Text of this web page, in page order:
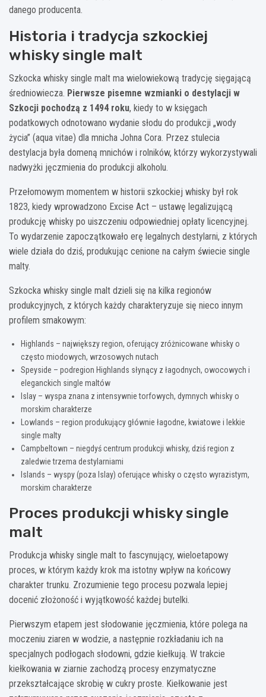
danego producenta.
Historia i tradycja szkockiej
whisky single malt
Szkocka whisky single malt ma wielowiekową tradycję sięgającą
średniowiecza. Pierwsze pisemne wzmianki o destylacji w
Szkocji pochodzą z 1494 roku, kiedy to w księgach
podatkowych odnotowano wydanie słodu do produkcji „wody
życia” (aqua vitae) dla mnicha Johna Cora. Przez stulecia
destylacja była domeną mnichów i rolników, którzy wykorzystywali
nadwyżki jęczmienia do produkcji alkoholu.
Przełomowym momentem w historii szkockiej whisky był rok
1823, kiedy wprowadzono Excise Act – ustawę legalizującą
produkcję whisky po uiszczeniu odpowiedniej opłaty licencyjnej.
To wydarzenie zapoczątkowało erę legalnych destylarni, z których
wiele działa do dziś, produkując cenione na całym świecie single
malty.
Szkocka whisky single malt dzieli się na kilka regionów
produkcyjnych, z których każdy charakteryzuje się nieco innym
profilem smakowym:
Highlands – największy region, oferujący zróżnicowane whisky o
często miodowych, wrzosowych nutach
Speyside – podregion Highlands słynący z łagodnych, owocowych i
eleganckich single maltów
Islay – wyspa znana z intensywnie torfowych, dymnych whisky o
morskim charakterze
Lowlands – region produkujący głównie łagodne, kwiatowe i lekkie
single malty
Campbeltown – niegdyś centrum produkcji whisky, dziś region z
zaledwie trzema destylarniami
Islands – wyspy (poza Islay) oferujące whisky o często wyrazistym,
morskim charakterze
Proces produkcji whisky single
malt
Produkcja whisky single malt to fascynujący, wieloetapowy
proces, w którym każdy krok ma istotny wpływ na końcowy
charakter trunku. Zrozumienie tego procesu pozwala lepiej
docenić złożoność i wyjątkowość każdej butelki.
Pierwszym etapem jest słodowanie jęczmienia, które polega na
moczeniu ziaren w wodzie, a następnie rozkładaniu ich na
specjalnych podłogach słodowni, gdzie kiełkują. W trakcie
kiełkowania w ziarnie zachodzą procesy enzymatyczne
przekształcające skrobię w cukry proste. Kiełkowanie jest